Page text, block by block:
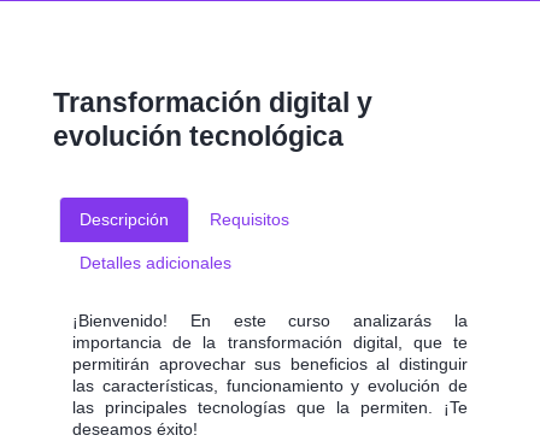
Transformación digital y
evolución tecnológica
Descripción Requisitos
Detalles adicionales
¡Bienvenido! En este curso analizarás la
importancia de la transformación digital, que te
permitirán aprovechar sus beneficios al distinguir
las características, funcionamiento y evolución de
las principales tecnologías que la permiten. ¡Te
deseamos éxito!